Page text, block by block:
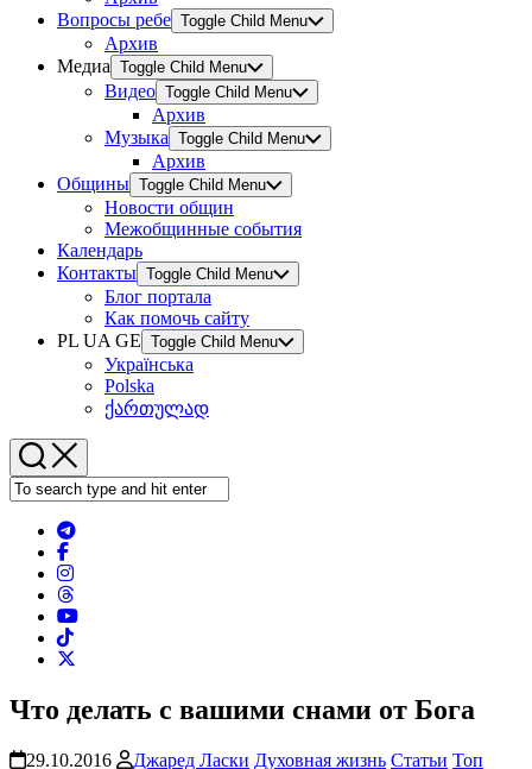
Вопросы ребе Toggle Child Menu
Архив
Медиа Toggle Child Menu
Видео Toggle Child Menu
Архив
Музыка Toggle Child Menu
Архив
Общины Toggle Child Menu
Новости общин
Межобщинные события
Календарь
Контакты Toggle Child Menu
Блог портала
Как помочь сайту
PL UA GE Toggle Child Menu
Українська
Polska
ქართულად
Что делать с вашими снами от Бога
29.10.2016 Джаред Ласки Духовная жизнь Статьи Топ